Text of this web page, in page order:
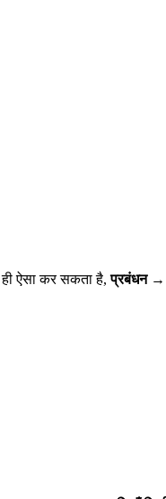
ही ऐसा कर सकता है,प्रबंधन →